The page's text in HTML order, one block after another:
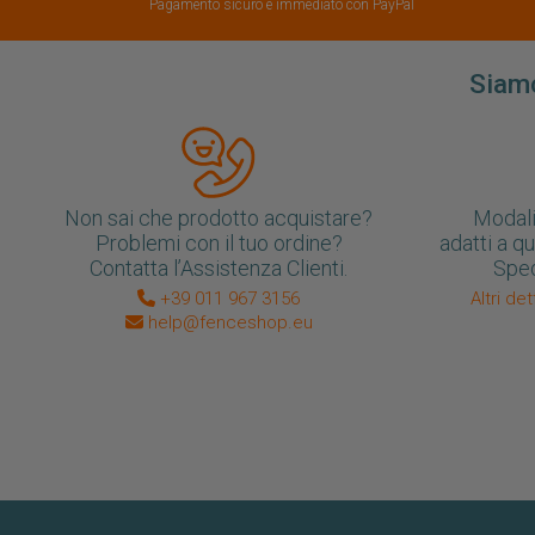
Pagamento sicuro e immediato con PayPal
Non sai che prodotto acquistare?
Problemi con il tuo ordine?
Contatta l’Assistenza Clienti.
+39 011 967 3156
help@fenceshop.eu
adatti a
Altri